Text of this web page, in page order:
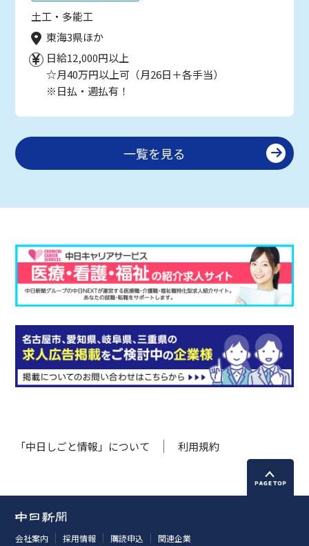
土工・多能工
東海3県ほか
日給12,000円以上
☆月40万円以上可（月26日＋各手当）
※日払・週払有！
一覧を見る
「中日しごと情報」について 利用規約
会社案内 採用情報 購読申込 関連企業